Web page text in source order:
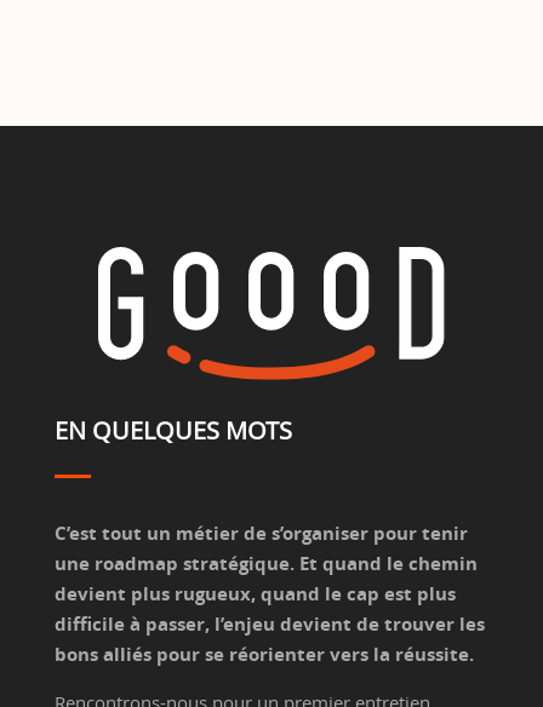
EN QUELQUES MOTS
C’est tout un métier de s’organiser pour tenir
une roadmap stratégique. Et quand le chemin
devient plus rugueux, quand le cap est plus
difficile à passer, l’enjeu devient de trouver les
bons alliés pour se réorienter vers la réussite.
Rencontrons-nous pour un premier entretien